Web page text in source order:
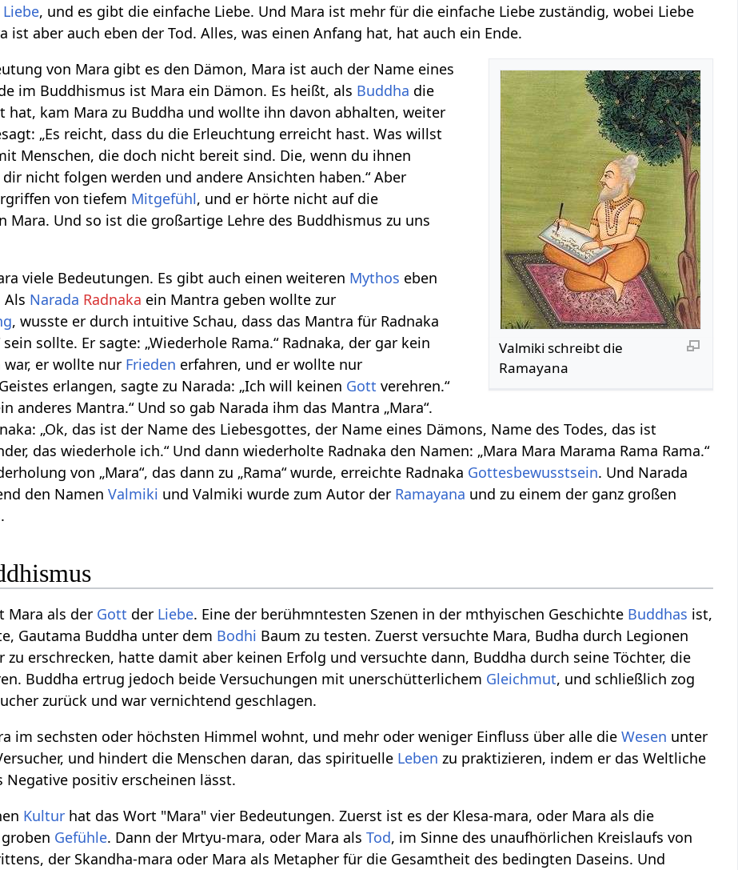
, und es gibt die einfache Liebe. Und Mara ist mehr für die einfache Liebe zuständig, wobei Liebe
ist aber auch eben der Tod. Alles, was einen Anfang hat, hat auch ein Ende.
Valmiki schreibt die
Ramayana
von Mara gibt es den Dämon, Mara ist auch der Name eines
im Buddhismus ist Mara ein Dämon. Es heißt, als Buddha die
hat, kam Mara zu Buddha und wollte ihn davon abhalten, weiter
„Es reicht, dass du die Erleuchtung erreicht hast. Was willst
Menschen, die doch nicht bereit sind. Die, wenn du ihnen
nicht folgen werden und andere Ansichten haben.“ Aber
von tiefem Mitgefühl, und er hörte nicht auf die
Mara. Und so ist die großartige Lehre des Buddhismus zu uns
viele Bedeutungen. Es gibt auch einen weiteren Mythos eben
Als Narada Radnaka ein Mantra geben wollte zur
, wusste er durch intuitive Schau, dass das Mantra für Radnaka
sein sollte. Er sagte: „Wiederhole Rama.“ Radnaka, der gar kein
er wollte nur Frieden erfahren, und er wollte nur
erlangen, sagte zu Narada: „Ich will keinen Gott verehren.“
anderes Mantra.“ Und so gab Narada ihm das Mantra „Mara“.
„Ok, das ist der Name des Liebesgottes, der Name eines Dämons, Name des Todes, das ist
das wiederhole ich.“ Und dann wiederholte Radnaka den Namen: „Mara Mara Marama Rama Rama.“
von „Mara“, das dann zu „Rama“ wurde, erreichte Radnaka Gottesbewusstsein. Und Narada
den NamenValmiki und Valmiki wurde zum Autor der Ramayana und zu einem der ganz großen
.
Mara als der Gott der Liebe. Eine der berühmntesten Szenen in der mthyischen Geschichte Buddhas ist,
Gautama Buddha unter dem Bodhi Baum zu testen. Zuerst versuchte Mara, Budha durch Legionen
zu erschrecken, hatte damit aber keinen Erfolg und versuchte dann, Buddha durch seine Töchter, die
Buddha ertrug jedoch beide Versuchungen mit unerschütterlichem Gleichmut, und schließlich zog
zurück und war vernichtend geschlagen.
im sechsten oder höchsten Himmel wohnt, und mehr oder weniger Einfluss über alle dieWesen unter
und hindert die Menschen daran, das spirituelle Leben zu praktizieren, indem er das Weltliche
Negative positiv erscheinen lässt.
Kultur hat das Wort "Mara" vier Bedeutungen. Zuerst ist es der Klesa-mara, oder Mara als die
Gefühle. Dann der Mrtyu-mara, oder Mara alsTod, im Sinne des unaufhörlichen Kreislaufs von
der Skandha-mara oder Mara als Metapher für die Gesamtheit des bedingten Daseins. Und